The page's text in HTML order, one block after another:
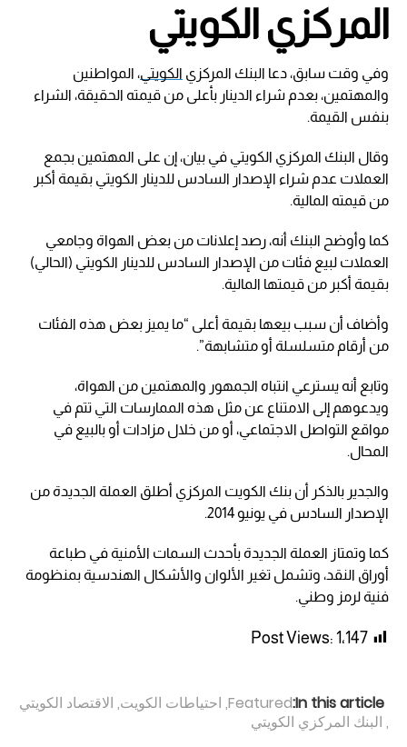
المركزي الكويتي
وفي وقت سابق، دعا البنك المركزي الكويتي، المواطنين
والمهتمين، بعدم شراء الدينار بأعلى من قيمته الحقيقة، الشراء
بنفس القيمة.
وقال البنك المركزي الكويتي في بيان، إن على المهتمين بجمع
العملات عدم شراء الإصدار السادس للدينار الكويتي بقيمة أكبر
من قيمته المالية.
كما وأوضح البنك أنه، رصد إعلانات من بعض الهواة وجامعي
العملات لبيع فئات من الإصدار السادس للدينار الكويتي (الحالي)
بقيمة أكبر من قيمتها المالية.
وأضاف أن سبب بيعها بقيمة أعلى “ما يميز بعض هذه الفئات
من أرقام متسلسلة أو متشابهة”.
وتابع أنه يسترعي انتباه الجمهور والمهتمين من الهواة،
ويدعوهم إلى الامتناع عن مثل هذه الممارسات التي تتم في
مواقع التواصل الاجتماعي، أو من خلال مزادات أو بالبيع في
المحال.
والجدير بالذكر أن بنك الكويت المركزي أطلق العملة الجديدة من
الإصدار السادس في يونيو 2014.
كما وتمتاز العملة الجديدة بأحدث السمات الأمنية في طباعة
أوراق النقد، وتشمل تغير الألوان والأشكال الهندسية بمنظومة
فنية لرمز وطني.
Post Views: 1٬147
In this article:
Featured
, احتياطات الكويت, الاقتصاد الكويتي
, البنك المركزي الكويتي